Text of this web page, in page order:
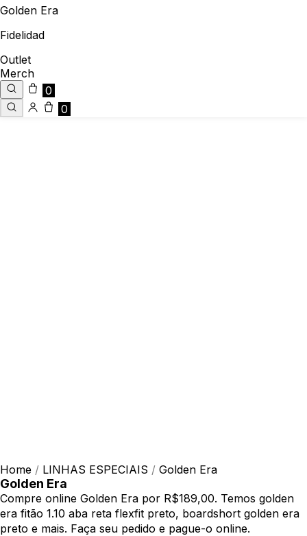
Golden Era
Fidelidad
Outlet
Merch
0
0
Home / LINHAS ESPECIAIS / Golden Era
Golden Era
Compre online Golden Era por R$189,00. Temos golden
era fitão 1.10 aba reta flexfit preto, boardshort golden era
preto e mais. Faça seu pedido e pague-o online.